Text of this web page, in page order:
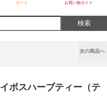
カート お買い物ガイド
次の商品へ
ボスハーブティー（テ